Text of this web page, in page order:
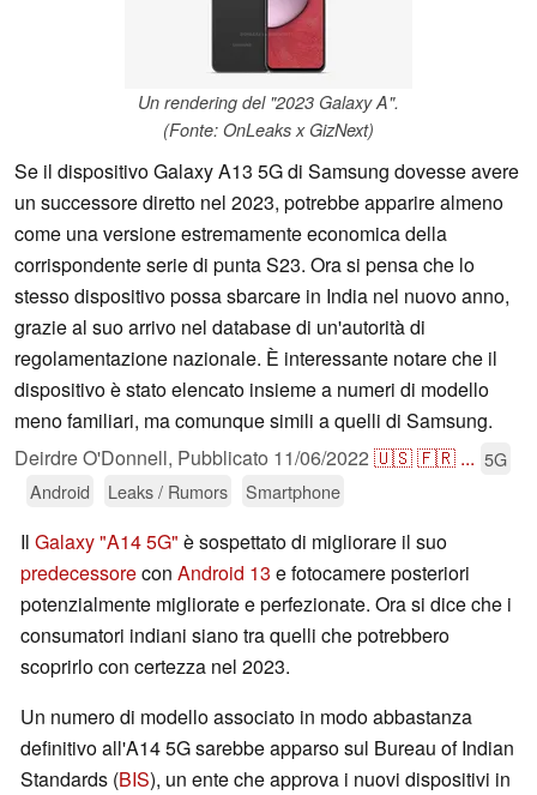
Un rendering del "2023 Galaxy A".
(Fonte: OnLeaks x GizNext)
Se il dispositivo Galaxy A13 5G di Samsung dovesse avere
un successore diretto nel 2023, potrebbe apparire almeno
come una versione estremamente economica della
corrispondente serie di punta S23. Ora si pensa che lo
stesso dispositivo possa sbarcare in India nel nuovo anno,
grazie al suo arrivo nel database di un'autorità di
regolamentazione nazionale. È interessante notare che il
dispositivo è stato elencato insieme a numeri di modello
meno familiari, ma comunque simili a quelli di Samsung.
Deirdre O'Donnell, Pubblicato 11/06/2022 🇺🇸🇫🇷 ... 5G
Android
Leaks / Rumors Smartphone
Il Galaxy "A14 5G" è sospettato di migliorare il suo
predecessorecon Android 13 e fotocamere posteriori
potenzialmente migliorate e perfezionate. Ora si dice che i
consumatori indiani siano tra quelli che potrebbero
scoprirlo con certezza nel 2023.
Un numero di modello associato in modo abbastanza
definitivo all'A14 5G sarebbe apparso sul Bureau of Indian
Standards (BIS), un ente che approva i nuovi dispositivi in